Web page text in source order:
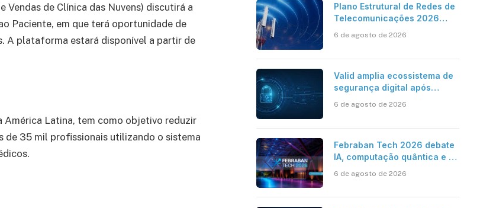
de Clínica das Nuvens) discutirá a
Paciente, em que terá oportunidade de
A plataforma estará disponível a partir de
América Latina, tem como objetivo reduzir
de 35 mil profissionais utilizando o sistema
Plano Estrutural de Redes de
Telecomunicações 2026
móvel, mas mantém desafio
6 de agosto de 2026
Valid amplia ecossistema de
segurança digital após
6 de agosto de 2026
Febraban Tech 2026 debate
IA, computação quântica e os
bancária
6 de agosto de 2026